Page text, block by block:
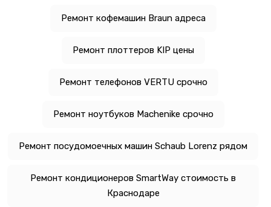
Ремонт кофемашин Braun адреса
Ремонт плоттеров KIP цены
Ремонт телефонов VERTU срочно
Ремонт ноутбуков Machenike срочно
Ремонт посудомоечных машин Schaub Lorenz рядом
Ремонт кондиционеров SmartWay стоимость в
Краснодаре